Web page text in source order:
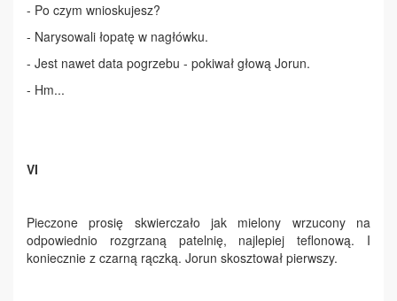
- Po czym wnioskujesz?
- Narysowali łopatę w nagłówku.
- Jest nawet data pogrzebu - pokiwał głową Jorun.
- Hm...
VI
Pieczone prosię skwierczało jak mielony wrzucony na
odpowiednio rozgrzaną patelnię, najlepiej teflonową. I
koniecznie z czarną rączką. Jorun skosztował pierwszy.